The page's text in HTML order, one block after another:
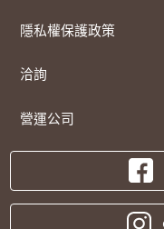
隱私權保護政策
洽詢
營運公司